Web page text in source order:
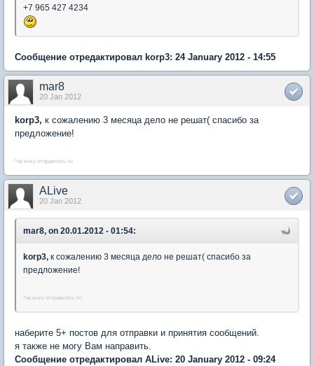
+7 965 427 4234
Сообщение отредактировал korp3: 24 January 2012 - 14:55
mar8
20 Jan 2012
korp3, к сожалению 3 месяца дело не решат( спасибо за
предложение!
*не могу отправлять лс
ALive
20 Jan 2012
mar8, on 20.01.2012 - 01:54:
korp3, к сожалению 3 месяца дело не решат( спасибо за
предложение!
*не могу отправлять лс
наберите 5+ постов для отправки и принятия сообщений.
я также не могу Вам направить.
Сообщение отредактировал ALive: 20 January 2012 - 09:24